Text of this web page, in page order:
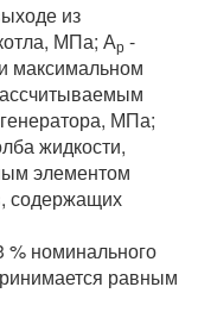
из
МПа; Ар -
максимальном
МПа;
жидкости,
элементом
содержащих
номинального
равным